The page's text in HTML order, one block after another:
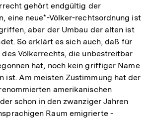
gehört endgültig der
eine neue*-Völker-rechtsordnung ist
aber der Umbau der alten ist
So erklärt es sich auch, daß für
des Völkerrechts, die unbestreitbar
hat, noch kein griffiger Name
ist. Am meisten Zustimmung hat der
amerikanischen
schon in den zwanziger Jahren
Raum emigrierte -